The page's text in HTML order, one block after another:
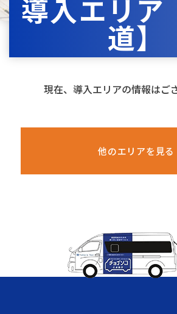
導入エリア
道】
現在、導入エリアの情報はご
他のエリアを見る